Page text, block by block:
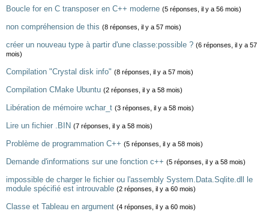
Boucle for en C transposer en C++ moderne (5 réponses, il y a 56 mois)
non compréhension de this (8 réponses, il y a 57 mois)
créer un nouveau type à partir d'une classe:possible ? (6 réponses, il y a 57
mois)
Compilation "Crystal disk info" (8 réponses, il y a 57 mois)
Compilation CMake Ubuntu (2 réponses, il y a 58 mois)
Libération de mémoire wchar_t (3 réponses, il y a 58 mois)
Lire un fichier .BIN (7 réponses, il y a 58 mois)
Problème de programmation C++ (5 réponses, il y a 58 mois)
Demande d'informations sur une fonction c++ (5 réponses, il y a 58 mois)
impossible de charger le fichier ou l'assembly System.Data.Sqlite.dll le
module spécifié est introuvable (2 réponses, il y a 60 mois)
Classe et Tableau en argument (4 réponses, il y a 60 mois)